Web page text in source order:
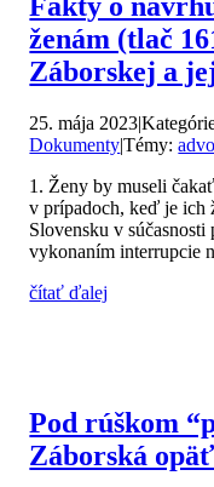
Fakty o
ženám (tlač
Záborskej a
25. mája 2023|
Dokumenty|Témy:
1. Ženy by museli
v prípadoch, keď je ich
Slovensku v
vykonaním interrupcie
čítať ďalej
Pod rúškom
Záborská